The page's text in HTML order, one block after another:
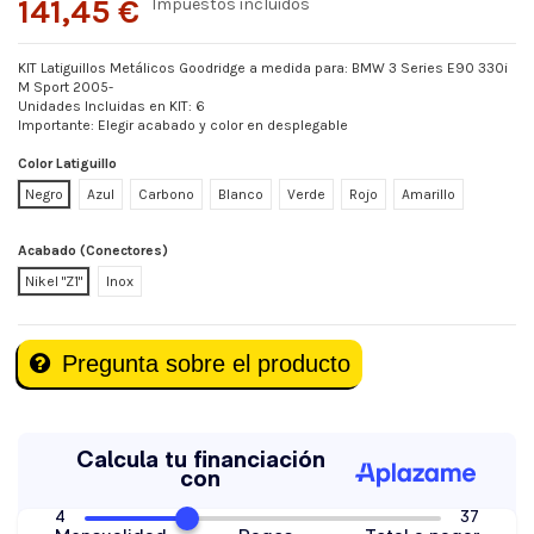
141,45 € Impuestos incluidos
KIT Latiguillos Metálicos Goodridge a medida para: BMW 3 Series E90 330i
M Sport 2005-
Unidades Incluidas en KIT: 6
Importante: Elegir acabado y color en desplegable
Color Latiguillo
Negro
Azul Carbono Blanco Verde Rojo Amarillo
Acabado (Conectores)
Nikel "Z1"
Inox
Pregunta sobre el producto